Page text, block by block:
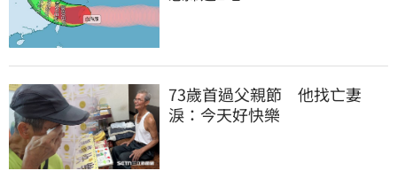
73歲首過父親節　他找亡妻
淚：今天好快樂